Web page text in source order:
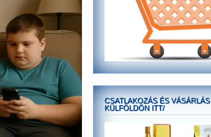
CSATLAKOZÁS ÉS VÁSÁRLÁS
KÜLFÖLDÖN ITT/